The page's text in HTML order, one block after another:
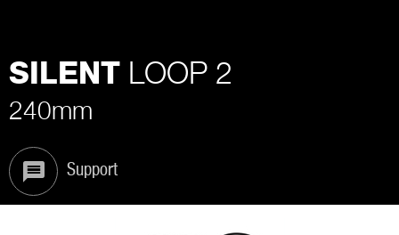
SILENT LOOP 2
240mm
Support